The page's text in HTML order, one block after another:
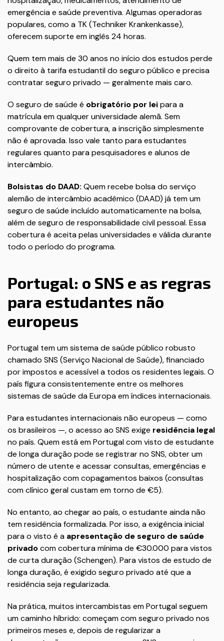
emergência e saúde preventiva. Algumas operadoras
populares, como a TK (Techniker Krankenkasse),
oferecem suporte em inglês 24 horas.
Quem tem mais de 30 anos no início dos estudos perde
o direito à tarifa estudantil do seguro público e precisa
contratar seguro privado — geralmente mais caro.
O seguro de saúde é obrigatório por leipara a
matrícula em qualquer universidade alemã. Sem
comprovante de cobertura, a inscrição simplesmente
não é aprovada. Isso vale tanto para estudantes
regulares quanto para pesquisadores e alunos de
intercâmbio.
Bolsistas do DAAD: Quem recebe bolsa do serviço
alemão de intercâmbio acadêmico (DAAD) já tem um
seguro de saúde incluído automaticamente na bolsa,
além de seguro de responsabilidade civil pessoal. Essa
cobertura é aceita pelas universidades e válida durante
todo o período do programa.
Portugal: o SNS e as regras
para estudantes não
europeus
Portugal tem um sistema de saúde público robusto
chamado SNS (Serviço Nacional de Saúde), financiado
por impostos e acessível a todos os residentes legais. O
país figura consistentemente entre os melhores
sistemas de saúde da Europa em índices internacionais.
Para estudantes internacionais não europeus — como
os brasileiros —, o acesso ao SNS exige residência legal
no país. Quem está em Portugal com visto de estudante
de longa duração pode se registrar no SNS, obter um
número de utente e acessar consultas, emergências e
hospitalização com copagamentos baixos (consultas
com clínico geral custam em torno de €5).
No entanto, ao chegar ao país, o estudante ainda não
tem residência formalizada. Por isso, a exigência inicial
para o visto é a apresentação de seguro de saúde
privadocom cobertura mínima de €30.000 para vistos
de curta duração (Schengen). Para vistos de estudo de
longa duração, é exigido seguro privado até que a
residência seja regularizada.
Na prática, muitos intercambistas em Portugal seguem
um caminho híbrido: começam com seguro privado nos
primeiros meses e, depois de regularizar a